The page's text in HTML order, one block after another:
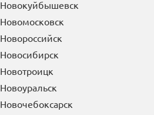
Новокуйбышевск
Новомосковск
Новороссийск
Новосибирск
Новотроицк
Новоуральск
Новочебоксарск